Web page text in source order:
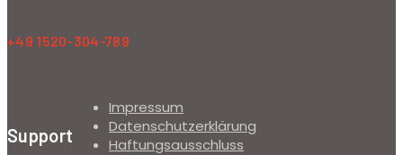
+49 1520-304-789
Support
Impressum
Datenschutzerklärung
Haftungsausschluss